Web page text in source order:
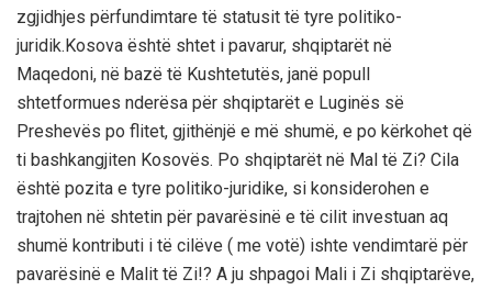
zgjidhjes përfundimtare të statusit të tyre politiko-
juridik.Kosova është shtet i pavarur, shqiptarët në
Maqedoni, në bazë të Kushtetutës, janë popull
shtetformues nderësa për shqiptarët e Luginës së
Preshevës po flitet, gjithënjë e më shumë, e po kërkohet që
ti bashkangjiten Kosovës. Po shqiptarët në Mal të Zi? Cila
është pozita e tyre politiko-juridike, si konsiderohen e
trajtohen në shtetin për pavarësinë e të cilit investuan aq
shumë kontributi i të cilëve ( me votë) ishte vendimtarë për
pavarësinë e Malit të Zi!? A ju shpagoi Mali i Zi shqiptarëve,